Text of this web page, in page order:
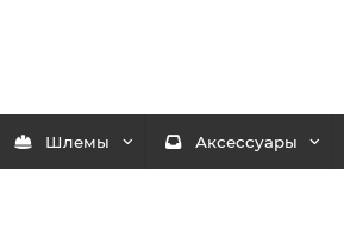
Шлемы Аксессуары